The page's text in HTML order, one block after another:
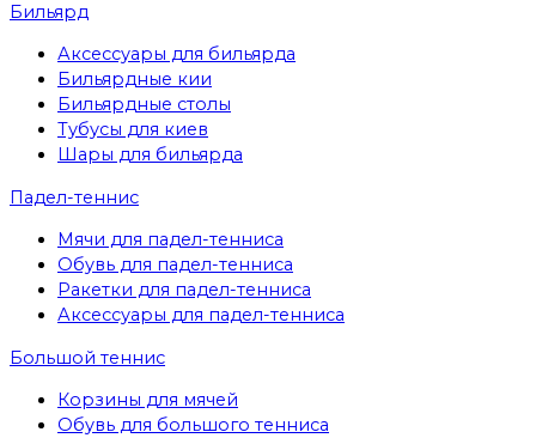
Бильярд
Аксессуары для бильярда
Бильярдные кии
Бильярдные столы
Тубусы для киев
Шары для бильярда
Падел-теннис
Мячи для падел-тенниса
Обувь для падел-тенниса
Ракетки для падел-тенниса
Аксессуары для падел-тенниса
Большой теннис
Корзины для мячей
Обувь для большого тенниса